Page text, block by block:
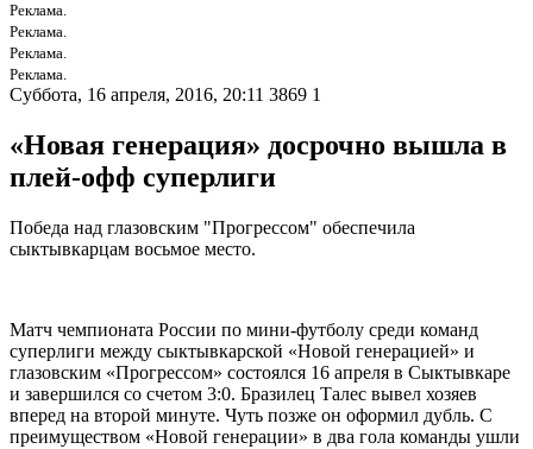
Реклама.
Реклама.
Реклама.
Реклама.
Суббота, 16 апреля, 2016, 20:11 3869 1
«Новая генерация» досрочно вышла в
плей-офф суперлиги
Победа над глазовским "Прогрессом" обеспечила
сыктывкарцам восьмое место.
Матч чемпионата России по мини-футболу среди команд
суперлиги между сыктывкарской «Новой генерацией» и
глазовским «Прогрессом» состоялся 16 апреля в Сыктывкаре
и завершился со счетом 3:0. Бразилец Талес вывел хозяев
вперед на второй минуте. Чуть позже он оформил дубль. С
преимуществом «Новой генерации» в два гола команды ушли